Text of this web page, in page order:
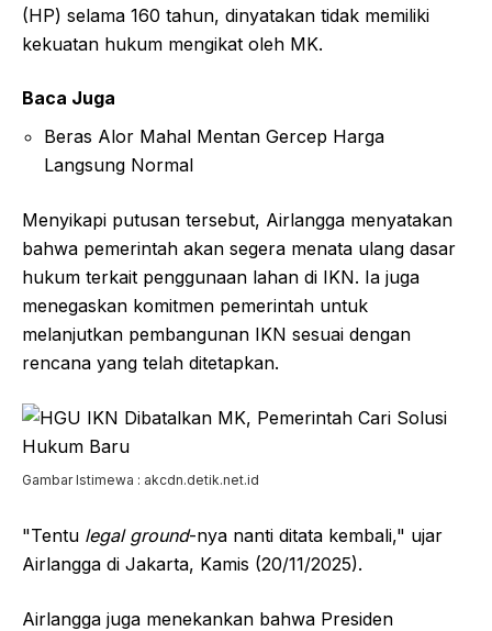
(HP) selama 160 tahun, dinyatakan tidak memiliki
kekuatan hukum mengikat oleh MK.
Baca Juga
Beras Alor Mahal Mentan Gercep Harga
Langsung Normal
Menyikapi putusan tersebut, Airlangga menyatakan
bahwa pemerintah akan segera menata ulang dasar
hukum terkait penggunaan lahan di IKN. Ia juga
menegaskan komitmen pemerintah untuk
melanjutkan pembangunan IKN sesuai dengan
rencana yang telah ditetapkan.
Gambar Istimewa : akcdn.detik.net.id
"Tentu legal ground-nya nanti ditata kembali," ujar
Airlangga di Jakarta, Kamis (20/11/2025).
Airlangga juga menekankan bahwa Presiden